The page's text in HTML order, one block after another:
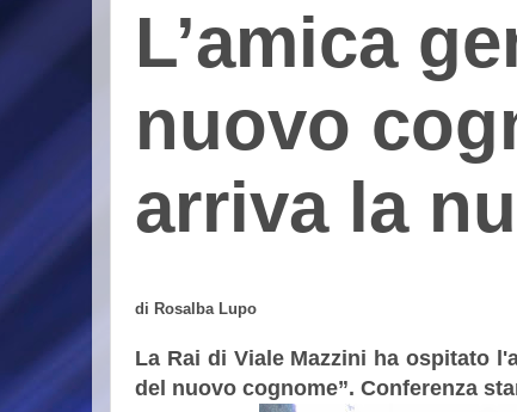
L’amica
nuovo
arriva la
di Rosalba Lupo
La Rai di Viale Mazzini ha ospitato
del nuovo cognome”. Conferenza